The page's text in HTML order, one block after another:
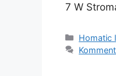
7 W
Homatic